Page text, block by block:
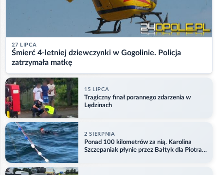
27 LIPCA
Śmierć 4-letniej dziewczynki w Gogolinie. Policja
zatrzymała matkę
15 LIPCA
Tragiczny finał porannego zdarzenia w
Lędzinach
2 SIERPNIA
Ponad 100 kilometrów za nią. Karolina
Szczepaniak płynie przez Bałtyk dla Piotra.